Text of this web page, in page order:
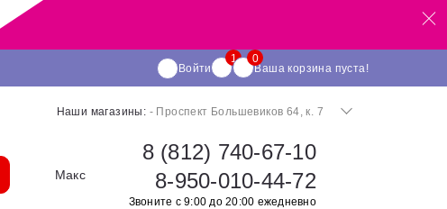
Войти Ваша корзина пуста!
Наши магазины: - Проспект Большевиков 64, к. 7
Макс
8 (812) 740-67-10
8-950-010-44-72
Звоните с 9:00 до 20:00 ежедневно